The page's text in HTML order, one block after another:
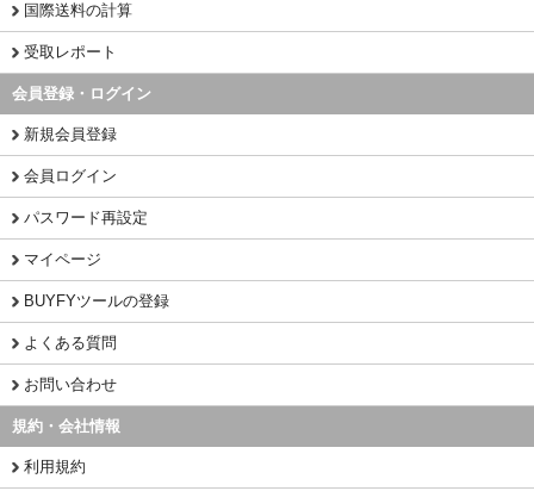
国際送料の計算
受取レポート
会員登録・ログイン
新規会員登録
会員ログイン
パスワード再設定
マイページ
BUYFYツールの登録
よくある質問
お問い合わせ
規約・会社情報
利用規約